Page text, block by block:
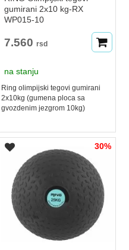
gumirani 2x10 kg-RX
WP015-10
7.560 rsd
na stanju
Ring olimpijski tegovi gumirani
2x10kg (gumena ploca sa
gvozdenim jezgrom 10kg)
30%